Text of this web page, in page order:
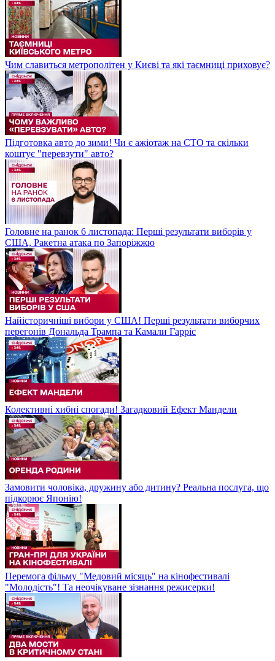
Чим славиться метрополітен у Києві та які таємниці приховує?
Підготовка авто до зими! Чи є ажіотаж на СТО та скільки
коштує "перевзути" авто?
Головне на ранок 6 листопада: Перші результати виборів у
США, Ракетна атака по Запоріжжю
Найісторичніші вибори у США! Перші результати виборчих
перегонів Дональда Трампа та Камали Гарріс
Колективні хибні спогади! Загадковий Ефект Мандели
Замовити чоловіка, дружину або дитину? Реальна послуга, що
підкорює Японію!
Перемога фільму "Медовий місяць" на кінофестивалі
"Молодість"! Та неочікуване зізнання режисерки!